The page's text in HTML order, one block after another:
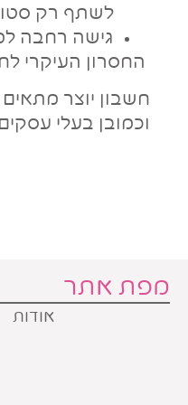
לשתף רק
גישה רחבה
החסרון העיקרי
חשבון יוצר מתאים
וכמובן בעלי
מפת אתר
אודות